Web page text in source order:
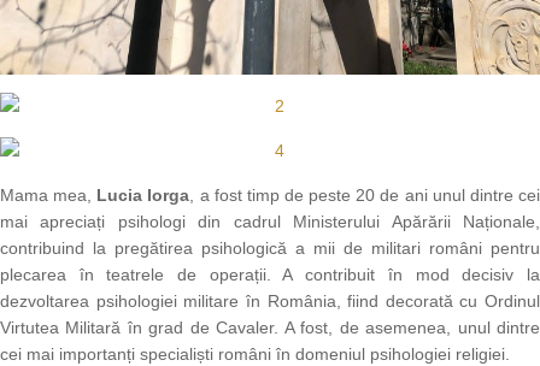
Mama mea, Lucia Iorga, a fost timp de peste 20 de ani unul dintre cei
mai apreciați psihologi din cadrul Ministerului Apărării Naționale,
contribuind la pregătirea psihologică a mii de militari români pentru
plecarea în teatrele de operații. A contribuit în mod decisiv la
dezvoltarea psihologiei militare în România, fiind decorată cu Ordinul
Virtutea Militară în grad de Cavaler. A fost, de asemenea, unul dintre
cei mai importanți specialiști români în domeniul psihologiei religiei.